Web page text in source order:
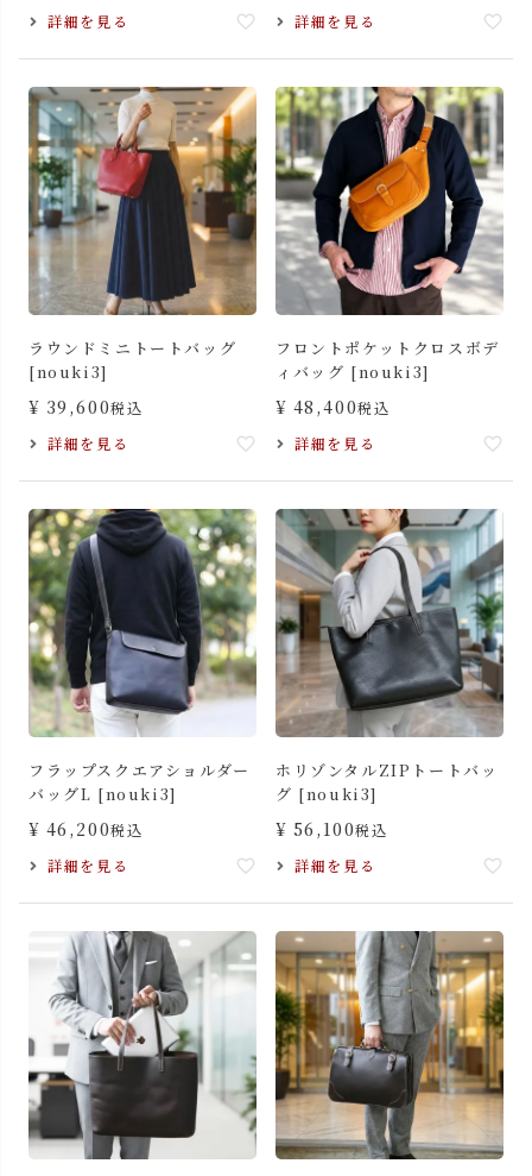
詳細を見る
詳細を見る
ラウンドミニトートバッグ
[nouki3]
¥ 39,600税込
詳細を見る
フロントポケットクロスボデ
ィバッグ [nouki3]
¥ 48,400税込
詳細を見る
フラップスクエアショルダー
バッグL [nouki3]
¥ 46,200税込
詳細を見る
ホリゾンタルZIPトートバッ
グ [nouki3]
¥ 56,100税込
詳細を見る